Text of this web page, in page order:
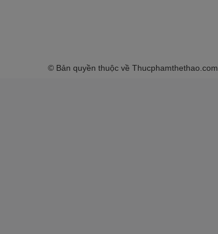
© Bản quyền thuộc về Thucphamthethao.com